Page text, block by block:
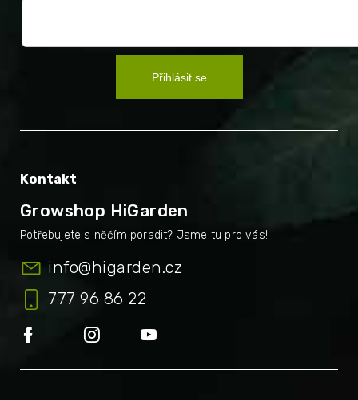
Přihlásit se
Kontakt
Growshop HiGarden
info@higarden.cz
777 96 86 22